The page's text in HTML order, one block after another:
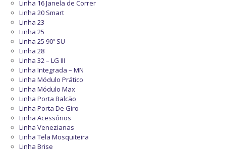
Linha 16 Janela de Correr
Linha 20 Smart
Linha 23
Linha 25
Linha 25 90º SU
Linha 28
Linha 32 – LG III
Linha Integrada – MN
Linha Módulo Prático
Linha Módulo Max
Linha Porta Balcão
Linha Porta De Giro
Linha Acessórios
Linha Venezianas
Linha Tela Mosquiteira
Linha Brise